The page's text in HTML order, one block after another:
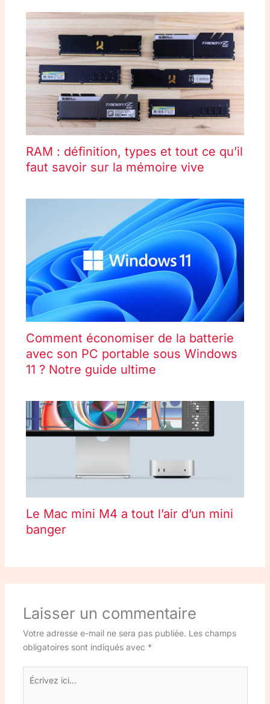
RAM : définition, types et tout ce qu’il
faut savoir sur la mémoire vive
Comment économiser de la batterie
avec son PC portable sous Windows
11 ? Notre guide ultime
Le Mac mini M4 a tout l’air d’un mini
banger
Laisser un commentaire
Votre adresse e-mail ne sera pas publiée. Les champs
obligatoires sont indiqués avec *
Écrivez
ici…